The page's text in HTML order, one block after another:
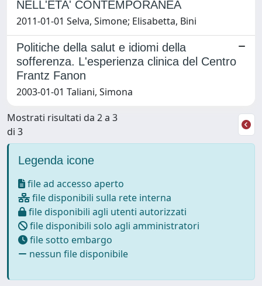
NELL'ETA' CONTEMPORANEA
2011-01-01 Selva, Simone; Elisabetta, Bini
Politiche della salut e idiomi della
sofferenza. L'esperienza clinica del Centro
Frantz Fanon
2003-01-01 Taliani, Simona
Mostrati risultati da 2 a 3
di 3
Legenda icone
file ad accesso aperto
file disponibili sulla rete interna
file disponibili agli utenti autorizzati
file disponibili solo agli amministratori
file sotto embargo
nessun file disponibile